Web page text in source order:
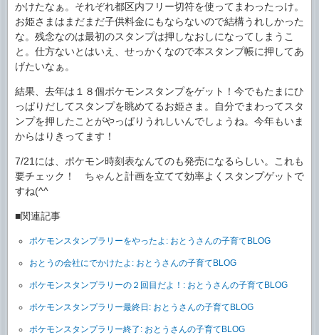
かけたなぁ。それぞれ都区内フリー切符を使ってまわったっけ。
お姫さまはまだまだ子供料金にもならないので結構うれしかった
な。残念なのは最初のスタンプは押しなおしになってしまうこ
と。仕方ないとはいえ、せっかくなので本スタンプ帳に押してあ
げたいなぁ。
結果、去年は１８個ポケモンスタンプをゲット！今でもたまにひ
っぱりだしてスタンプを眺めてるお姫さま。自分でまわってスタ
ンプを押したことがやっぱりうれしいんでしょうね。今年もいま
からはりきってます！
7/21には、ポケモン時刻表なんてのも発売になるらしい。これも
要チェック！ ちゃんと計画を立てて効率よくスタンプゲットで
すね(^^ゞ
■関連記事
ポケモンスタンプラリーをやったよ: おとうさんの子育てBLOG
おとうの会社にでかけたよ: おとうさんの子育てBLOG
ポケモンスタンプラリーの２回目だよ！: おとうさんの子育てBLOG
ポケモンスタンプラリー最終日: おとうさんの子育てBLOG
ポケモンスタンプラリー終了: おとうさんの子育てBLOG